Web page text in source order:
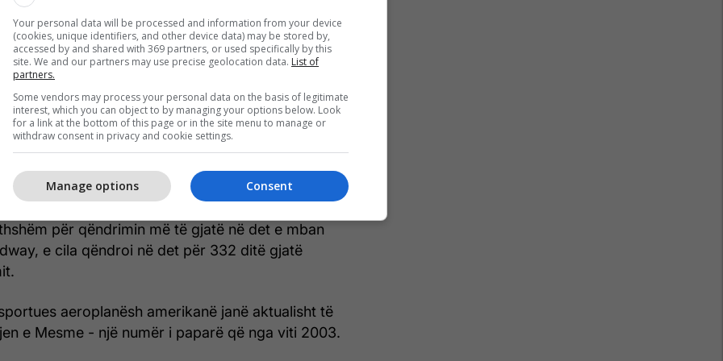
pas në Kroaci, ku iu nënshtrua riparimeve të
të aftë të akomodojë më shumë se 75
e saj e theu rekordin e mëparshëm pas Luftës
ditësh, të vendosur nga USS Abraham Lincoln në
COVID-19, sipas të dhënave të
Detar i SHBA-së.
për qëndrimin më të gjatë në det e mban
e cila qëndroi në det për 332 ditë gjatë
aeroplanësh amerikanë janë aktualisht të
e Mesme - një numër i paparë që nga viti 2003.
Your personal data will be processed and information from your device
(cookies, unique identifiers, and other device data) may be stored by,
accessed by and shared with 369 partners, or used specifically by this
site. We and our partners may use precise geolocation data. List of
partners.
Some vendors may process your personal data on the basis of legitimate
interest, which you can object to by managing your options below. Look
for a link at the bottom of this page or in the site menu to manage or
withdraw consent in privacy and cookie settings.
Consent
Manage options